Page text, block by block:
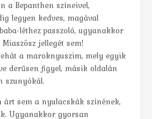
a Bepanthen színeivel,
legyen kedves, magával
léthez passzoló, ugyanakkor
jellegét sem!
a maroknyuszim, mely egyik
derűsen figyel, másik oldalán
szunyókál.
árt sem a nyulacskák színének,
Ugyanakkor gyorsan